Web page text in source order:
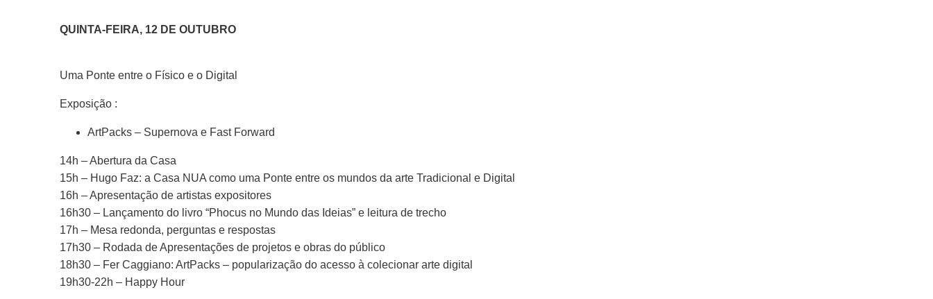
QUINTA-FEIRA, 12 DE OUTUBRO
Uma Ponte entre o Físico e o Digital
Exposição :
ArtPacks – Supernova e Fast Forward
14h – Abertura da Casa
15h – Hugo Faz: a Casa NUA como uma Ponte entre os mundos da arte Tradicional e Digital
16h – Apresentação de artistas expositores
16h30 – Lançamento do livro “Phocus no Mundo das Ideias” e leitura de trecho
17h – Mesa redonda, perguntas e respostas
17h30 – Rodada de Apresentações de projetos e obras do público
18h30 – Fer Caggiano: ArtPacks – popularização do acesso à colecionar arte digital
19h30-22h – Happy Hour